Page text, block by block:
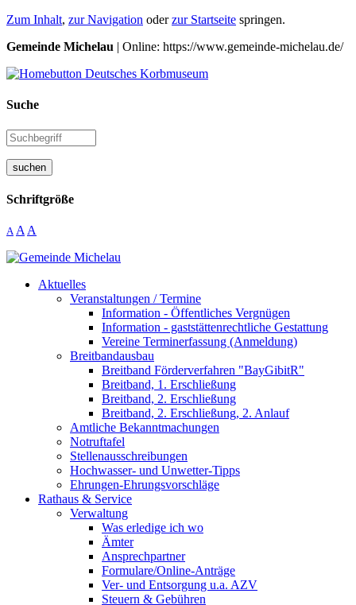
Zum Inhalt, zur Navigation oderzur Startseite springen.
Gemeinde Michelau | Online: https://www.gemeinde-michelau.de/
Suche
suchen
Schriftgröße
A A A
Aktuelles
Veranstaltungen / Termine
Information - Öffentliches Vergnügen
Information - gaststättenrechtliche Gestattung
Vereine Terminerfassung (Anmeldung)
Breitbandausbau
Breitband Förderverfahren "BayGibitR"
Breitband, 1. Erschließung
Breitband, 2. Erschließung
Breitband, 2. Erschließung, 2. Anlauf
Amtliche Bekanntmachungen
Notruftafel
Stellenausschreibungen
Hochwasser- und Unwetter-Tipps
Ehrungen-Ehrungsvorschläge
Rathaus & Service
Verwaltung
Was erledige ich wo
Ämter
Ansprechpartner
Formulare/Online-Anträge
Ver- und Entsorgung u.a. AZV
Steuern & Gebühren